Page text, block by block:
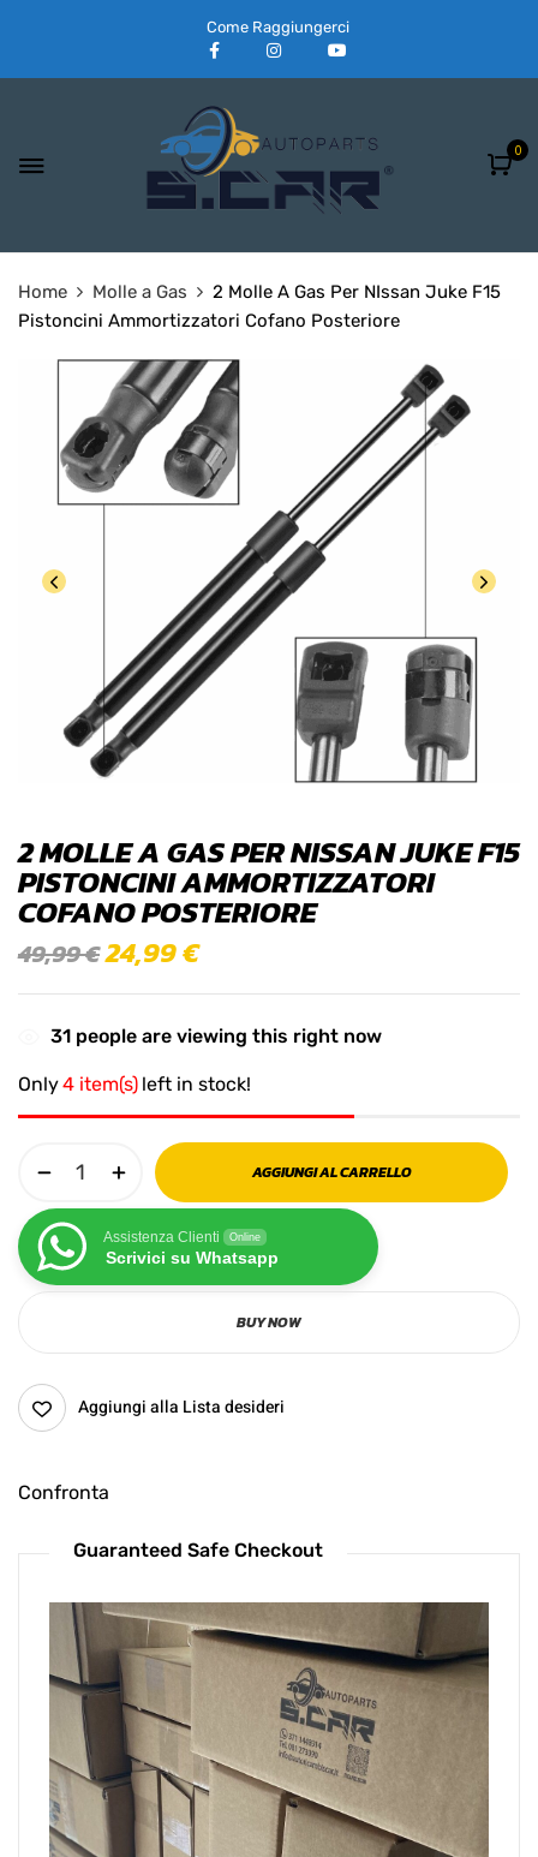
Come Raggiungerci
0
Home Molle a Gas
2 Molle A Gas Per NIssan Juke F15
Pistoncini Ammortizzatori Cofano Posteriore
2 MOLLE A GAS PER NISSAN JUKE F15
PISTONCINI AMMORTIZZATORI
COFANO POSTERIORE
49,99€24,99€
31 people are viewing this right now
Only4 item(s) left in stock!
AGGIUNGI AL CARRELLO
Assistenza Clienti Online
Scrivici su Whatsapp
BUY NOW
Aggiungi alla Lista desideri
Confronta
Guaranteed Safe Checkout